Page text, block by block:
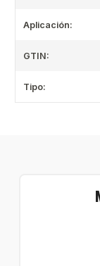
Aplicación:
GTIN:
Tipo: